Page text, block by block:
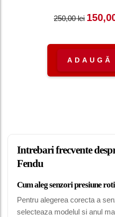
250,00lei
Intrebari frecvente
Fendu
Cum aleg senzori presiune
Pentru alegerea corecta a
selecteaza modelul si anul